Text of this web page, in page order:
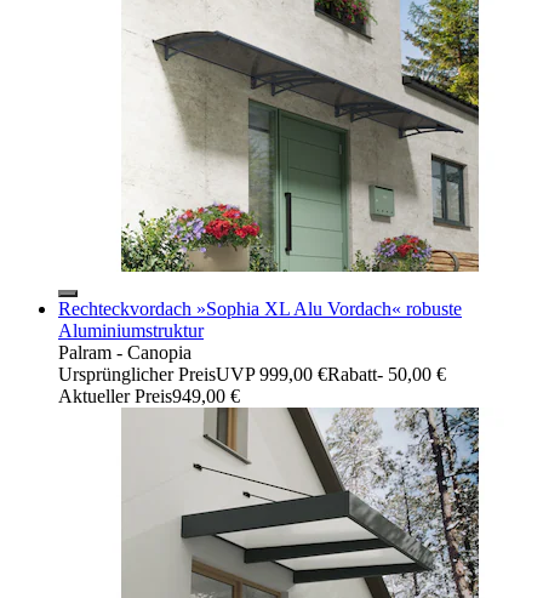
Rechteckvordach »Sophia XL Alu Vordach« robuste
Aluminiumstruktur
Palram - Canopia
Ursprünglicher PreisUVP 999,00 €Rabatt- 50,00 €
Aktueller Preis949,00 €